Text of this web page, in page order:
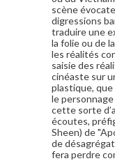
scène
digressions
traduire une
la folie ou de
les réalités
saisie des
cinéaste sur
plastique, que
le personnage
cette sorte
écoutes,
Sheen) de
de
fera perdre